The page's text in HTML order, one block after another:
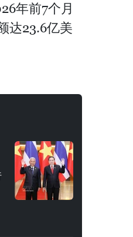
年前7个月
达23.6亿美